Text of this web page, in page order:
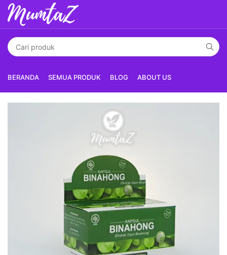
BERANDA SEMUA PRODUK BLOG ABOUT US